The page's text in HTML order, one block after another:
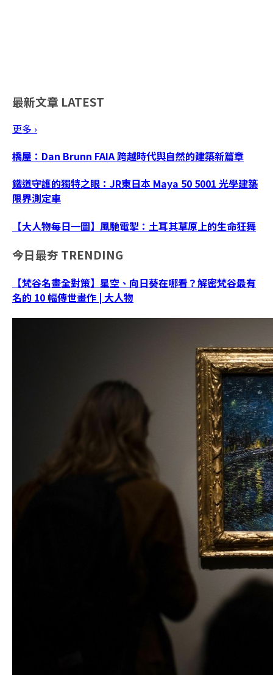
最新文章 LATEST
更多 ›
橋屋：Dan Brunn FAIA 跨越時代與自然的建築新篇章
鐵道守護的獨特之眼：JR東日本 Maya 50 5001 光學建築
限界測定車
【大人物每日一圖】風馳電掣：土耳其草原上的生命狂舞
今日最夯 TRENDING
【梵谷名畫全對策】星空、向日葵在哪看？解密梵谷最有
名的 10 幅傳世畫作 | 大人物